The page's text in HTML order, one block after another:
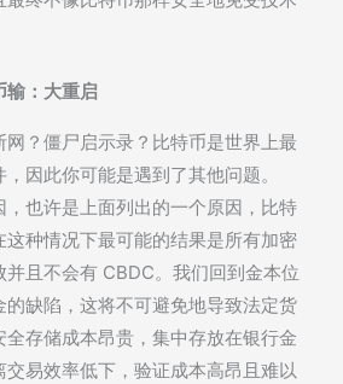
输：大重启
网？僵尸启示录？比特币是世界上最
因此你可能是遇到了其他问题。
，也许是上面列出的一个原因，比特
这种情况下最可能的结果是所有加密
并且不会有 CBDC。我们回到金本位
的缺陷，这将不可避免地导致法定货
全存储成本昂贵，集中存放在银行金
交易效率低下，验证成本高昂且难以